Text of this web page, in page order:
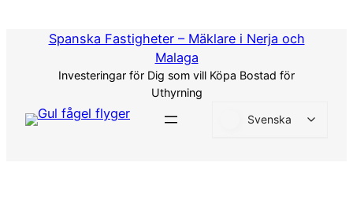
Spanska Fastigheter – Mäklare i Nerja och
Malaga
Investeringar för Dig som vill Köpa Bostad för
Uthyrning
Svenska